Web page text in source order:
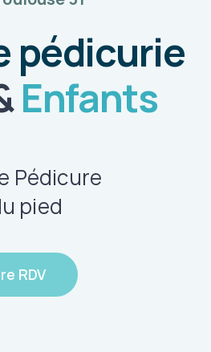
pédicurie
Enfants
Pédicure
pied
RDV